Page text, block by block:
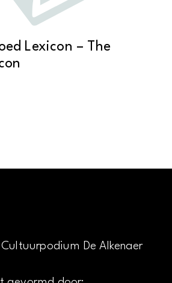
Lexicon – The
De Alkenaer